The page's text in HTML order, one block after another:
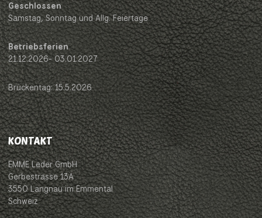
Geschlossen
Samstag, Sonntag und Allg. Feiertage
Betriebsferien
21.12.2026- 03.01.2027
Brückentag: 15.5.2026
KONTAKT
EMME Leder GmbH
Gerbestrasse 13A
3550 Langnau im Emmental
Schweiz